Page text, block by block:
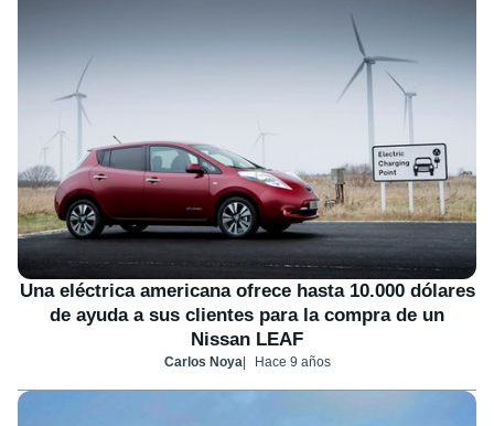
Una eléctrica americana ofrece hasta 10.000 dólares
de ayuda a sus clientes para la compra de un
Nissan LEAF
Carlos Noya Hace 9 años